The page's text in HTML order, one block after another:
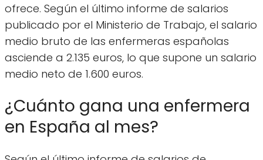
ofrece. Según el último informe de salarios
publicado por el Ministerio de Trabajo, el salario
medio bruto de las enfermeras españolas
asciende a 2.135 euros, lo que supone un salario
medio neto de 1.600 euros.
¿Cuánto gana una enfermera
en España al mes?